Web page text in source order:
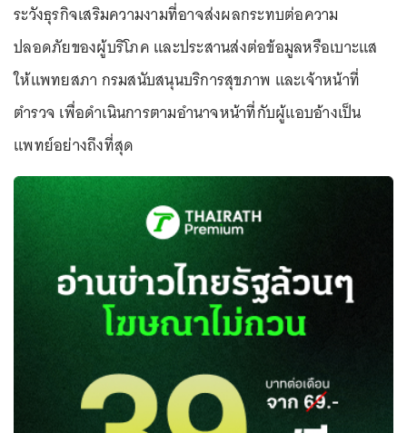
ระวังธุรกิจเสริมความงามที่อาจส่งผลกระทบต่อความ
ปลอดภัยของผู้บริโภค และประสานส่งต่อข้อมูลหรือเบาะแส
ให้แพทยสภา กรมสนับสนุนบริการสุขภาพ และเจ้าหน้าที่
ตำรวจ เพื่อดำเนินการตามอำนาจหน้าที่กับผู้แอบอ้างเป็น
แพทย์อย่างถึงที่สุด